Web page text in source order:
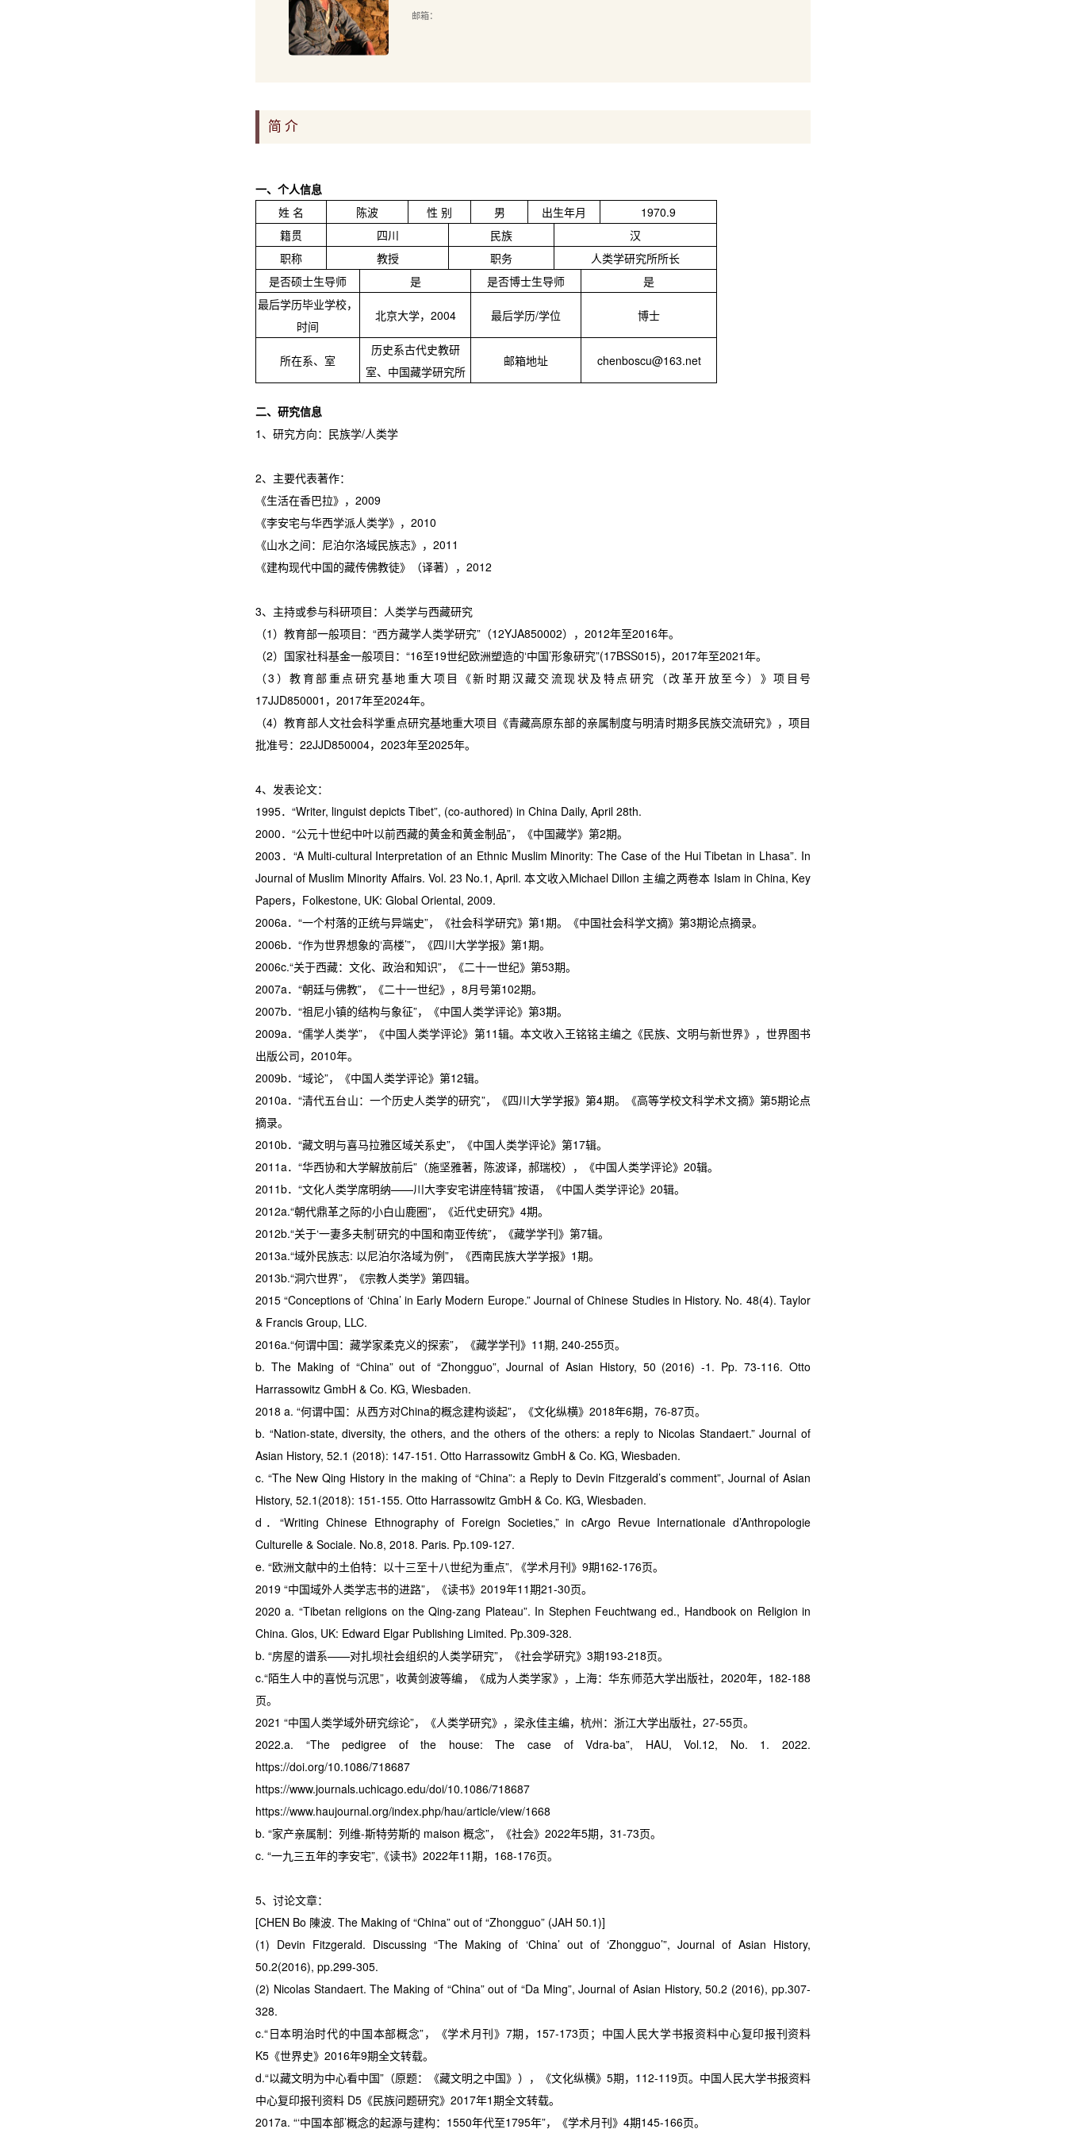
邮箱：
简 介
一、个人信息
姓 名
陈波 性 别 男 出生年月
1970.9
籍贯
四川 民族
汉
职称
教授 职务
人类学研究所所长
是否硕士生导师
是 是否博士生导师
是
最后学历毕业学校，
时间
北京大学， 2004 最后学历/学位 博士
所在系、室
历史系古代史教研
室、中国藏学研究所
邮箱地址 chenboscu@163.net
二、研究信息
1、研究方向：民族学/人类学
2、主要代表著作：
《生活在香巴拉》， 2009
《李安宅与华西学派人类学》， 2010
《山水之间：尼泊尔洛域民族志》， 2011
《建构现代中国的藏传佛教徒》（译著）， 2012
3、主持或参与科研项目：人类学与西藏研究
（1）教育部一般项目：“西方藏学人类学研究”（12YJA850002），2012年至2016年。
（2）国家社科基金一般项目：“16至19世纪欧洲塑造的‘中国’形象研究”(17BSS015)，2017年至2021年。
（3）教育部重点研究基地重大项目《新时期汉藏交流现状及特点研究（改革开放至今）》项目号
17JJD850001，2017年至2024年。
（4）教育部人文社会科学重点研究基地重大项目《青藏高原东部的亲属制度与明清时期多民族交流研究》，项目
批准号：22JJD850004，2023年至2025年。
4、发表论文：
1995．“Writer, linguist depicts Tibet”, (co-authored) in China Daily, April 28th.
2000．“公元十世纪中叶以前西藏的黄金和黄金制品”，《中国藏学》第2期。
2003 ．“A Multi-cultural Interpretation of an Ethnic Muslim Minority: The Case of the Hui Tibetan in Lhasa”. In
Journal of Muslim Minority Affairs. Vol. 23 No.1, April.本文收入Michael Dillon 主编之两卷本 Islam in China, Key
Papers， Folkestone, UK: Global Oriental, 2009.
2006a．“一个村落的正统与异端史”，《社会科学研究》第1期。《中国社会科学文摘》第3期论点摘录。
2006b．“作为世界想象的‘高楼’”，《四川大学学报》第1期。
2006c.“关于西藏：文化、政治和知识”，《二十一世纪》第53期。
2007a．“朝廷与佛教”，《二十一世纪》， 8月号第102期。
2007b．“祖尼小镇的结构与象征”，《中国人类学评论》第3期。
2009a．“儒学人类学”，《中国人类学评论》第11辑。本文收入王铭铭主编之《民族、文明与新世界》，世界图书
出版公司， 2010年。
2009b．“域论”，《中国人类学评论》第12辑。
2010a．“清代五台山：一个历史人类学的研究”，《四川大学学报》第4期。《高等学校文科学术文摘》第5期论点
摘录。
2010b．“藏文明与喜马拉雅区域关系史”，《中国人类学评论》第17辑。
2011a．“华西协和大学解放前后”（施坚雅著，陈波译，郝瑞校），《中国人类学评论》 20辑。
2011b．“文化人类学席明纳——川大李安宅讲座特辑”按语，《中国人类学评论》 20辑。
2012a.“朝代鼎革之际的小白山鹿圈”，《近代史研究》 4期。
2012b.“关于‘一妻多夫制’研究的中国和南亚传统”，《藏学学刊》第7辑。
2013a.“域外民族志: 以尼泊尔洛域为例”，《西南民族大学学报》 1期。
2013b.“洞穴世界”，《宗教人类学》第四辑。
2015 “Conceptions of ‘China’ in Early Modern Europe.” Journal of Chinese Studies in History. No. 48(4). Taylor
& Francis Group, LLC.
2016a.“何谓中国：藏学家柔克义的探索”，《藏学学刊》 11期, 240-255页。
b. The Making of “China” out of “Zhongguo”, Journal of Asian History, 50 (2016) -1. Pp. 73-116. Otto
Harrassowitz GmbH & Co. KG, Wiesbaden.
2018 a. “何谓中国：从西方对China的概念建构谈起”，《文化纵横》2018年6期，76-87页。
b. “Nation-state, diversity, the others, and the others of the others: a reply to Nicolas Standaert.” Journal of
Asian History, 52.1 (2018): 147-151. Otto Harrassowitz GmbH & Co. KG, Wiesbaden.
c. “The New Qing History in the making of “China”: a Reply to Devin Fitzgerald’s comment”, Journal of Asian
History, 52.1(2018): 151-155. Otto Harrassowitz GmbH & Co. KG, Wiesbaden.
d．“Writing Chinese Ethnography of Foreign Societies,” in cArgo Revue Internationale d’Anthropologie
Culturelle & Sociale. No.8, 2018. Paris. Pp.109-127.
e. “欧洲文献中的土伯特：以十三至十八世纪为重点”, 《学术月刊》9期162-176页。
2019 “中国域外人类学志书的进路”，《读书》2019年11期21-30页。
2020 a. “Tibetan religions on the Qing-zang Plateau”. In Stephen Feuchtwang ed., Handbook on Religion in
China. Glos, UK: Edward Elgar Publishing Limited. Pp.309-328.
b. “房屋的谱系——对扎坝社会组织的人类学研究”，《社会学研究》3期193-218页。
c.“陌生人中的喜悦与沉思”，收黄剑波等编，《成为人类学家》，上海：华东师范大学出版社，2020年，182-188
页。
2021 “中国人类学域外研究综论”，《人类学研究》，梁永佳主编，杭州：浙江大学出版社，27-55页。
2022.a. “The pedigree of the house: The case of Vdra-ba”, HAU, Vol.12, No. 1. 2022.
https://doi.org/10.1086/718687
https://www.journals.uchicago.edu/doi/10.1086/718687
https://www.haujournal.org/index.php/hau/article/view/1668
b. “家产亲属制：列维-斯特劳斯的 maison 概念”，《社会》2022年5期，31-73页。
c. “一九三五年的李安宅”,《读书》2022年11期，168-176页。
5、讨论文章：
[CHEN Bo 陳波. The Making of “China” out of “Zhongguo” (JAH 50.1)]
(1) Devin Fitzgerald. Discussing “The Making of ‘China’ out of ‘Zhongguo’”, Journal of Asian History,
50.2(2016), pp.299-305.
(2) Nicolas Standaert. The Making of “China” out of “Da Ming”, Journal of Asian History, 50.2 (2016), pp.307-
328.
c.“日本明治时代的中国本部概念”，《学术月刊》 7期， 157-173页；中国人民大学书报资料中心复印报刊资料
K5 《世界史》 2016年9期全文转载。
d.“以藏文明为中心看中国”（原题：《藏文明之中国》），《文化纵横》 5期， 112-119页。中国人民大学书报资料
中心复印报刊资料 D5 《民族问题研究》 2017年1期全文转载。
2017a. “‘中国本部’概念的起源与建构： 1550年代至1795年”，《学术月刊》 4期145-166页。